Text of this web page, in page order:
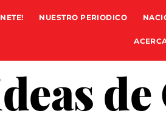
NUESTRO PERIODICO